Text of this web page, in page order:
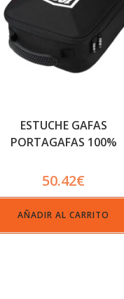
ESTUCHE GAFAS
PORTAGAFAS 100%
50.42€
AÑADIR AL CARRITO